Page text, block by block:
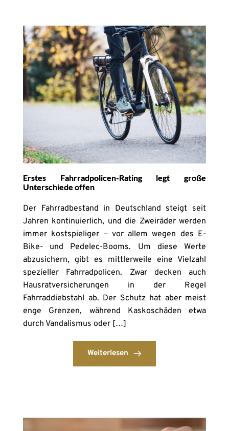
Erstes Fahrradpolicen-Rating legt große
Unterschiede offen
Der Fahrradbestand in Deutschland steigt seit
Jahren kontinuierlich, und die Zweiräder werden
immer kostspieliger – vor allem wegen des E-
Bike- und Pedelec-Booms. Um diese Werte
abzusichern, gibt es mittlerweile eine Vielzahl
spezieller Fahrradpolicen. Zwar decken auch
Hausratversicherungen in der Regel
Fahrraddiebstahl ab. Der Schutz hat aber meist
enge Grenzen, während Kaskoschäden etwa
durch Vandalismus oder […]
Weiterlesen